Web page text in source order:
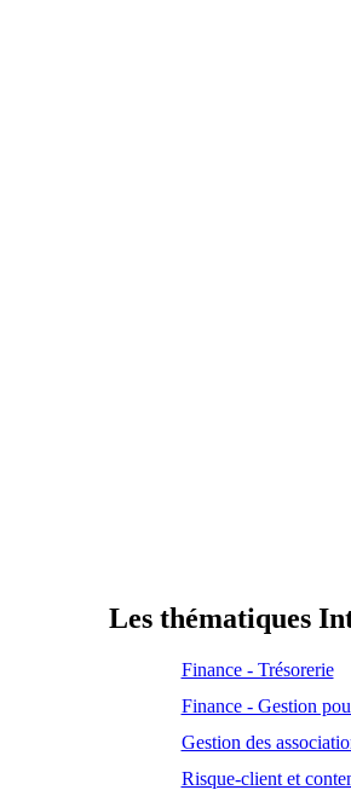
Les thématiques
Finance - Trésorerie
Finance - Gestion
Gestion des
Risque-client et